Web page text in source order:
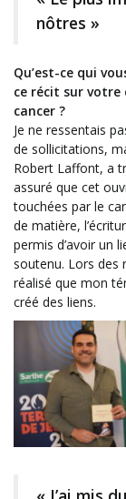
nôtres »
Qu’est-ce qui
ce récit sur
cancer ?
Je ne ressentais
de sollicitations,
Robert Laffont, a
assuré que cet
touchées par le
de matière,
permis d’avoir un
soutenu. Lors des
réalisé que mon
créé des liens.